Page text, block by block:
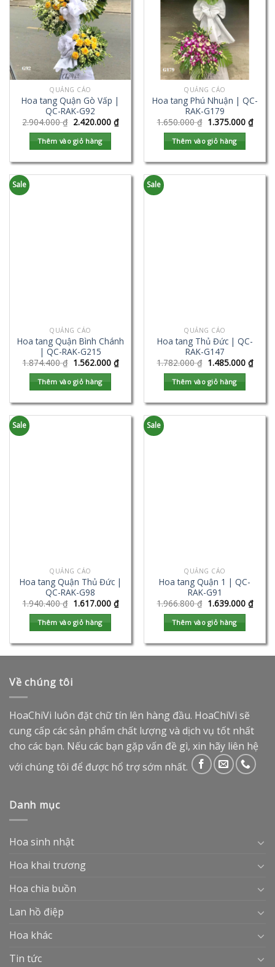
QUẢNG CÁO
Hoa tang Quận Gò Vấp |
QC-RAK-G92
2.904.000₫ 2.420.000 ₫
Thêm vào giỏ hàng
QUẢNG CÁO
Hoa tang Phú Nhuận | QC-
RAK-G179
1.650.000₫ 1.375.000 ₫
Thêm vào giỏ hàng
Sale
QUẢNG CÁO
Hoa tang Quận Bình Chánh
| QC-RAK-G215
1.874.400₫ 1.562.000 ₫
Thêm vào giỏ hàng
Sale
QUẢNG CÁO
Hoa tang Thủ Đức | QC-
RAK-G147
1.782.000₫ 1.485.000 ₫
Thêm vào giỏ hàng
Sale
QUẢNG CÁO
Hoa tang Quận Thủ Đức |
QC-RAK-G98
1.940.400₫ 1.617.000 ₫
Thêm vào giỏ hàng
Sale
QUẢNG CÁO
Hoa tang Quận 1 | QC-
RAK-G91
1.966.800₫ 1.639.000 ₫
Thêm vào giỏ hàng
Về chúng tôi
HoaChiVi luôn đặt chữ tín lên hàng đầu. HoaChiVi sẽ
cung cấp các sản phẩm chất lượng và dịch vụ tốt nhất
cho các bạn. Nếu các bạn gặp vấn đề gì, xin hãy liên hệ
với chúng tôi để được hổ trợ sớm nhất.
Danh mục
Hoa sinh nhật
Hoa khai trương
Hoa chia buồn
Lan hồ điệp
Hoa khác
Tin tức